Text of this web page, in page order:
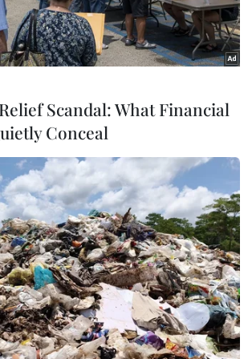
tại cơ quan công an. (Ảnh cắt từ clip)
an Thành phố Hồ Chí Minh cho
nắm tình hình trên địa bàn
động phong trào quần chúng
Scandal: What Financial
Conceal